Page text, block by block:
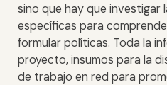
sino que hay que investigar
específicas para
formular políticas. Toda la
proyecto, insumos para la
de trabajo en red para